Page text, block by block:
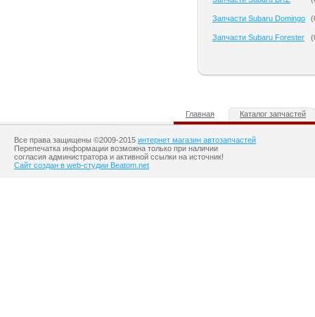
Запчасти Subaru Domingo (
Запчасти Subaru Forester (
Главная Каталог запчастей
Все права защищены ©2009-2015 интернет магазин автозапчастей
Перепечатка информации возможна только при наличии
согласия администратора и активной ссылки на источник!
Сайт создан в web-студии Beatom.net